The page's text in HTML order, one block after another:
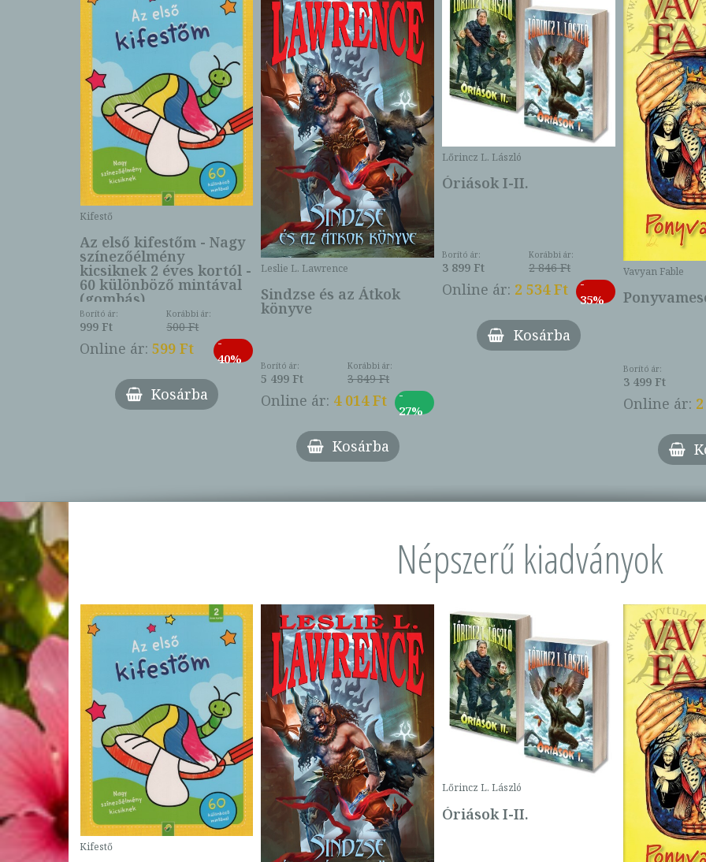
Kifestő
Az első kifestőm - Nagy
színezőélmény
kicsiknek 2 éves kortól -
60 különböző mintával
(gombás)
Borító ár:
999 Ft
Korábbi ár:
500 Ft
Online ár: 599 Ft
-
40%
Kosárba
Leslie L. Lawrence
Sindzse és az Átkok
könyve
Borító ár:
5 499 Ft
Korábbi ár:
3 849 Ft
Online ár: 4 014 Ft
-
27%
Kosárba
Lőrincz L. László
Óriások I-II.
Borító ár:
3 899 Ft
Korábbi ár:
2 846 Ft
Online ár: 2 534 Ft
-
35%
Kosárba
Vavyan Fable
Borító ár:
3 499 Ft
Online ár:
Népszerű kiadványok
Kifestő
Lőrincz L. László
Óriások I-II.